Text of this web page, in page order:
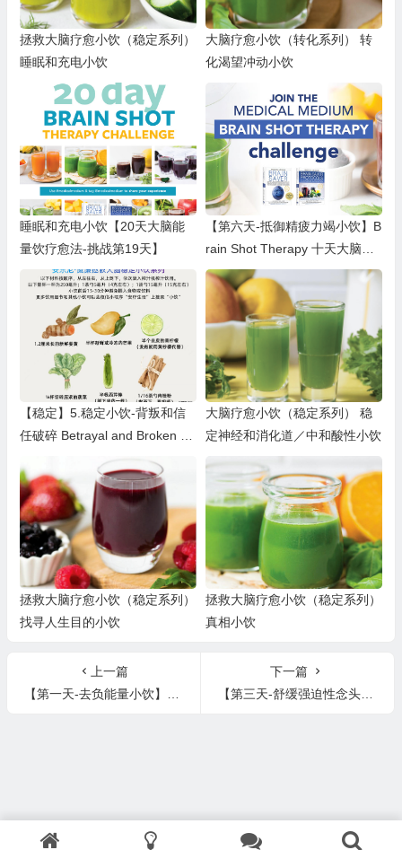
拯救大脑疗愈小饮（稳定系列）
睡眠和充电小饮
大脑疗愈小饮（转化系列） 转
化渴望冲动小饮
睡眠和充电小饮【20天大脑能
量饮疗愈法-挑战第19天】
【第六天-抵御精疲力竭小饮】B
rain Shot Therapy 十天大脑挑
战
【稳定】5.稳定小饮-背叛和信
任破碎 Betrayal and Broken Tr
大脑疗愈小饮（稳定系列） 稳
定神经和消化道／中和酸性小饮
拯救大脑疗愈小饮（稳定系列）
找寻人生目的小饮
拯救大脑疗愈小饮（稳定系列）
真相小饮
上一篇
【第一天-去负能量小饮】Brain Shot Therapy 十天大脑挑战
下一篇
【第三天-舒缓强迫性念头小饮】Brain Shot Therapy 十天大脑挑战